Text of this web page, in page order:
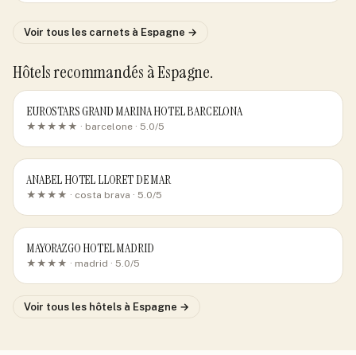
Voir tous les carnets à Espagne →
Hôtels recommandés à Espagne.
EUROSTARS GRAND MARINA HOTEL BARCELONA
★★★★★ · barcelone · 5.0/5
ANABEL HOTEL LLORET DE MAR
★★★★ · costa brava · 5.0/5
MAYORAZGO HOTEL MADRID
★★★★ · madrid · 5.0/5
Voir tous les hôtels à Espagne →